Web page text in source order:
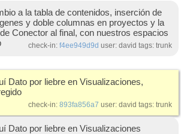
a la tabla de contenidos, inserción de
y doble columnas en proyectos y la
Conector al final, con nuestros espacios
check-in: f4ee949d9d user: david tags: trunk
Dato por liebre en Visualizaciones,
check-in: 893fa856a7 user: david tags: trunk
Dato por liebre en Visualizaciones